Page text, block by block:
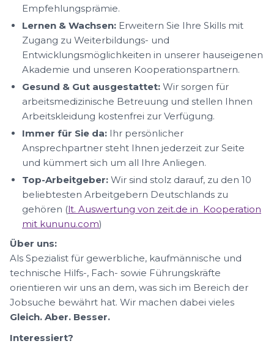
Empfehlungsprämie.
Lernen & Wachsen: Erweitern Sie Ihre Skills mit
Zugang zu Weiterbildungs- und
Entwicklungsmöglichkeiten in unserer hauseigenen
Akademie und unseren Kooperationspartnern.
Gesund & Gut ausgestattet: Wir sorgen für
arbeitsmedizinische Betreuung und stellen Ihnen
Arbeitskleidung kostenfrei zur Verfügung.
Immer für Sie da: Ihr persönlicher
Ansprechpartner steht Ihnen jederzeit zur Seite
und kümmert sich um all Ihre Anliegen.
Top-Arbeitgeber: Wir sind stolz darauf, zu den 10
beliebtesten Arbeitgebern Deutschlands zu
gehören (lt. Auswertung von zeit.de in Kooperation
mit kununu.com)
Über uns:
Als Spezialist für gewerbliche, kaufmännische und
technische Hilfs-, Fach- sowie Führungskräfte
orientieren wir uns an dem, was sich im Bereich der
Jobsuche bewährt hat. Wir machen dabei vieles
Gleich. Aber. Besser.
Interessiert?